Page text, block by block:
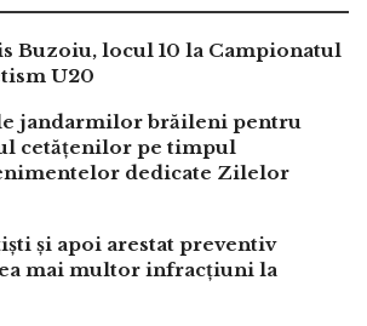
Buzoiu, locul 10 la Campionatul
U20
jandarmilor brăileni pentru
cetățenilor pe timpul
dedicate Zilelor
și apoi arestat preventiv
mai multor infracțiuni la